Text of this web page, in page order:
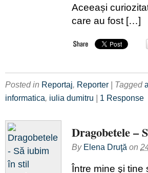
Aceeași
care au fost […]
Posted in Reportaj, Reporter | Tagged
informatica, iulia dumitru | 1 Response
Dragobetele –
By Elena Druţă on
Între mine şi tine